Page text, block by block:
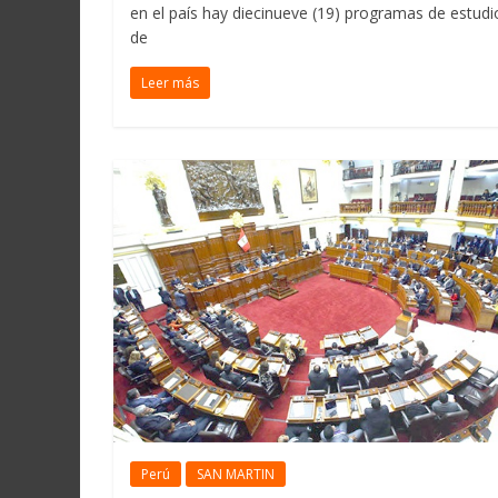
en el país hay diecinueve (19) programas de
de
Leer más
Perú SAN MARTIN